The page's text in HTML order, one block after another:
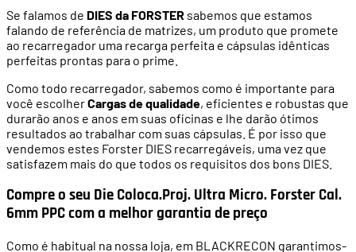
Se falamos de DIES da FORSTER sabemos que estamos
falando de referência de matrizes, um produto que promete
ao recarregador uma recarga perfeita e cápsulas idênticas
perfeitas prontas para o prime.
Como todo recarregador, sabemos como é importante para
você escolherCargas de qualidade, eficientes e robustas que
durarão anos e anos em suas oficinas e lhe darão ótimos
resultados ao trabalhar com suas cápsulas. É por isso que
vendemos estes Forster DIES recarregáveis, uma vez que
satisfazem mais do que todos os requisitos dos bons DIES.
Compre o seu Die Coloca.Proj. Ultra Micro. Forster Cal.
6mm PPC com a melhor garantia de preço
Como é habitual na nossa loja, em BLACKRECON garantimos-